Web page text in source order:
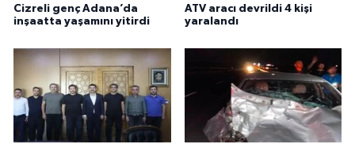
Cizreli genç Adana’da
inşaatta yaşamını yitirdi
ATV aracı devrildi 4 kişi
yaralandı